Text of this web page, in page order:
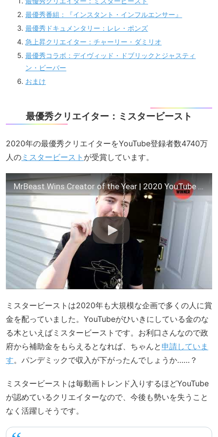
最優秀番組：『インスタント・インフルエンサー』
最優秀ドキュメンタリー：レレ・ポンズ
急上昇クリエイター：チャーリー・ダミリオ
最優秀コラボ：デイヴィッド・ドブリックとジャスティ
ン・ビーバー
おまけ
最優秀クリエイター：ミスタービースト
2020年の最優秀クリエイターをYouTube登録者数4740万
人の ミスタービースト が受賞しています。
MrBeast Wins Creator of the Year | 2020 YouTube Streamy Awards
ミスタービーストは2020年も大規模な企画で多くの人に賞
金を配っていました。YouTubeがひいきにしている金のな
る木といえばミスタービーストです。お利口さんなので政
府から補助金をもらえるとなれば、ちゃんと 申請していま
す。パンデミックで収入が下がったんでしょうか……？
ミスタービーストは毎動画トレンド入りするほどYouTube
が認めているクリエイターなので、今後も勢いを失うこと
なく活躍しそうです。